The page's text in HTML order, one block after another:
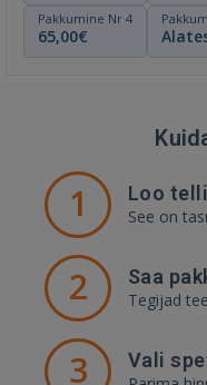
Pakkumine Nr 4
65,00€
1 Loo
See on
2 Saa
Tegijad
3 Vali